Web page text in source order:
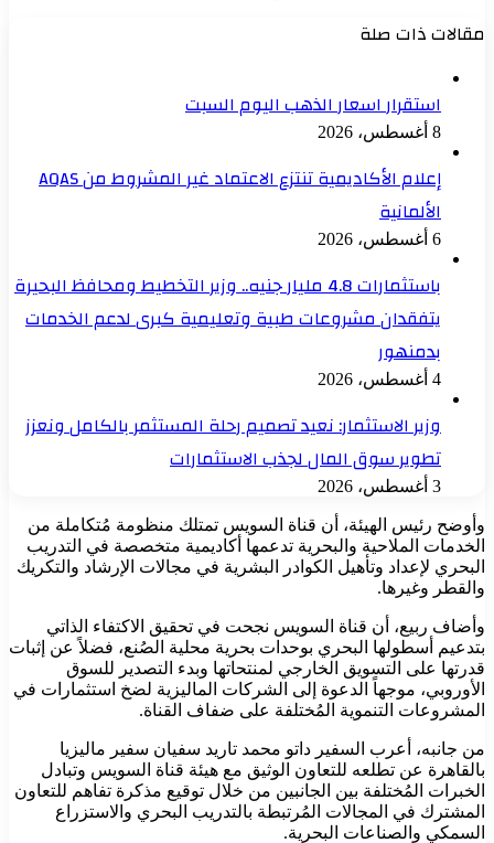
مقالات ذات صلة
استقرار اسعار الذهب اليوم السبت
8 أغسطس، 2026
إعلام الأكاديمية تنتزع الاعتماد غير المشروط من AQAS
الألمانية
6 أغسطس، 2026
باستثمارات 4.8 مليار جنيه.. وزير التخطيط ومحافظ البحيرة
يتفقدان مشروعات طبية وتعليمية كبرى لدعم الخدمات
بدمنهور
4 أغسطس، 2026
وزير الاستثمار: نعيد تصميم رحلة المستثمر بالكامل ونعزز
تطوير سوق المال لجذب الاستثمارات
3 أغسطس، 2026
وأوضح رئيس الهيئة، أن قناة السويس تمتلك منظومة مُتكاملة من
الخدمات الملاحية والبحرية تدعمها أكاديمية متخصصة في التدريب
البحري لإعداد وتأهيل الكوادر البشرية في مجالات الإرشاد والتكريك
والقطر وغيرها.
وأضاف ربيع، أن قناة السويس نجحت في تحقيق الاكتفاء الذاتي
بتدعيم أسطولها البحري بوحدات بحرية محلية الصُنع، فضلاً عن إثبات
قدرتها على التسويق الخارجي لمنتحاتها وبدء التصدير للسوق
الأوروبي، موجهاً الدعوة إلى الشركات الماليزية لضخ استثمارات في
المشروعات التنموية المُختلفة على ضفاف القناة.
من جانبه، أعرب السفير داتو محمد تاريد سفيان سفير ماليزيا
بالقاهرة عن تطلعه للتعاون الوثيق مع هيئة قناة السويس وتبادل
الخبرات المُختلفة بين الجانبين من خلال توقيع مذكرة تفاهم للتعاون
المشترك في المجالات المُرتبطة بالتدريب البحري والاستزراع
السمكي والصناعات البحرية.